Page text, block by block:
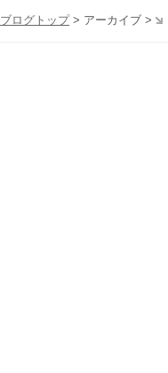
ブログトップ> アーカイブ >